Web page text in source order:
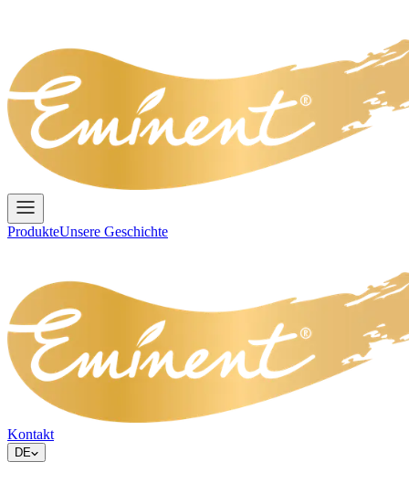
ProdukteUnsere Geschichte
Kontakt
DE